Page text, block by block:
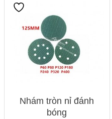
Nhám tròn nỉ đánh
bóng